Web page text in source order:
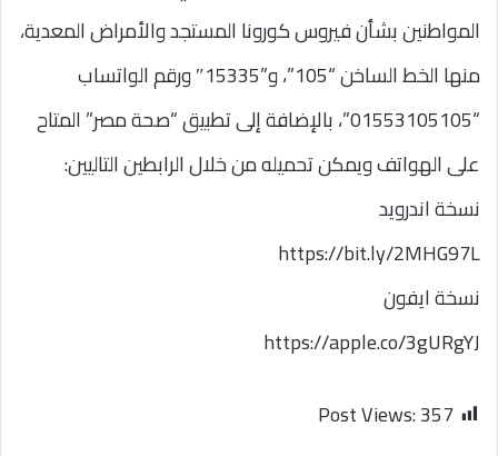
المواطنين بشأن فيروس كورونا المستجد والأمراض المعدية،
منها الخط الساخن “105”، و”15335″ ورقم الواتساب
“01553105105”، بالإضافة إلى تطبيق “صحة مصر” المتاح
على الهواتف ويمكن تحميله من خلال الرابطين التاليين:
نسخة اندرويد
https://bit.ly/2MHG97L
نسخة ايفون
https://apple.co/3gURgYJ
Post Views:357